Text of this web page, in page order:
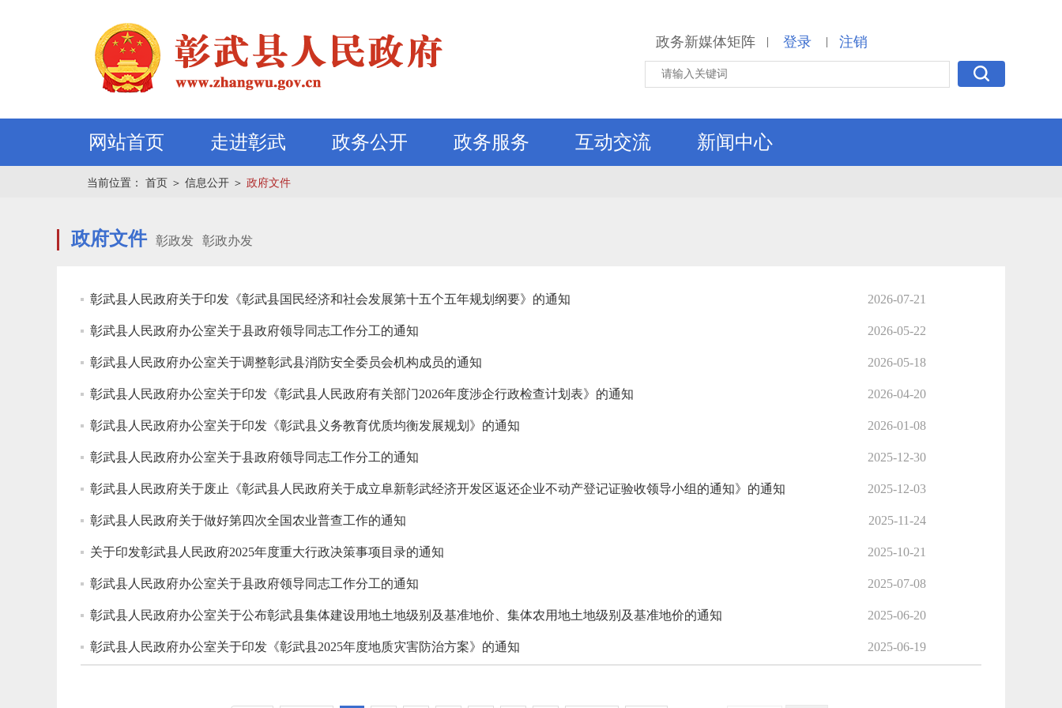
政务新媒体矩阵 | 登录 | 注销
网站首页 走进彰武 政务公开 政务服务 互动交流 新闻中心
当前位置： 首页 ＞ 信息公开 ＞ 政府文件
政府文件 彰政发 彰政办发
彰武县人民政府关于印发《彰武县国民经济和社会发展第十五个五年规划纲要》的通知 2026-07-21
彰武县人民政府办公室关于县政府领导同志工作分工的通知 2026-05-22
彰武县人民政府办公室关于调整彰武县消防安全委员会机构成员的通知 2026-05-18
彰武县人民政府办公室关于印发《彰武县人民政府有关部门2026年度涉企行政检查计划表》的通知 2026-04-20
彰武县人民政府办公室关于印发《彰武县义务教育优质均衡发展规划》的通知 2026-01-08
彰武县人民政府办公室关于县政府领导同志工作分工的通知 2025-12-30
彰武县人民政府关于废止《彰武县人民政府关于成立阜新彰武经济开发区返还企业不动产登记证验收领导小组的通知》的通知 2025-12-03
彰武县人民政府关于做好第四次全国农业普查工作的通知 2025-11-24
关于印发彰武县人民政府2025年度重大行政决策事项目录的通知 2025-10-21
彰武县人民政府办公室关于县政府领导同志工作分工的通知 2025-07-08
彰武县人民政府办公室关于公布彰武县集体建设用地土地级别及基准地价、集体农用地土地级别及基准地价的通知 2025-06-20
彰武县人民政府办公室关于印发《彰武县2025年度地质灾害防治方案》的通知 2025-06-19